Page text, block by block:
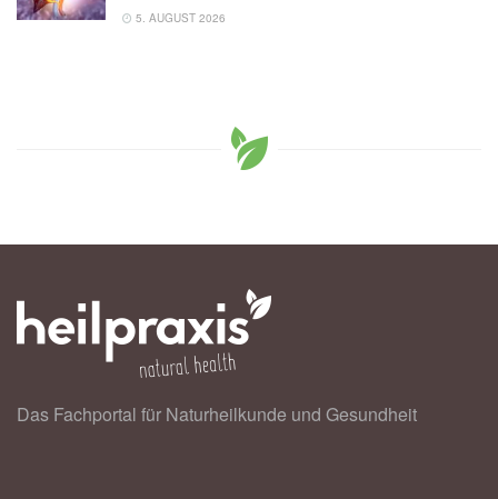
5. AUGUST 2026
Das Fachportal für Naturheilkunde und Gesundheit